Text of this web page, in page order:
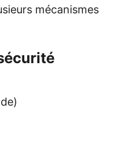
mécanismes